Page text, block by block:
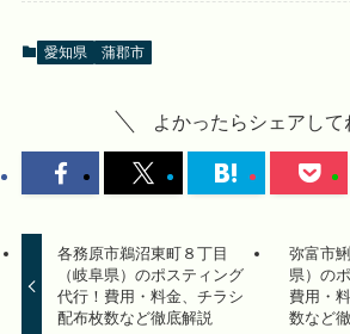
愛知県 蒲郡市
よかったらシェアして
各務原市鵜沼東町８丁目
（岐阜県）のポスティング
代行！費用・料金、チラシ
配布枚数など徹底解説
弥富市
県）の
費用・
数など